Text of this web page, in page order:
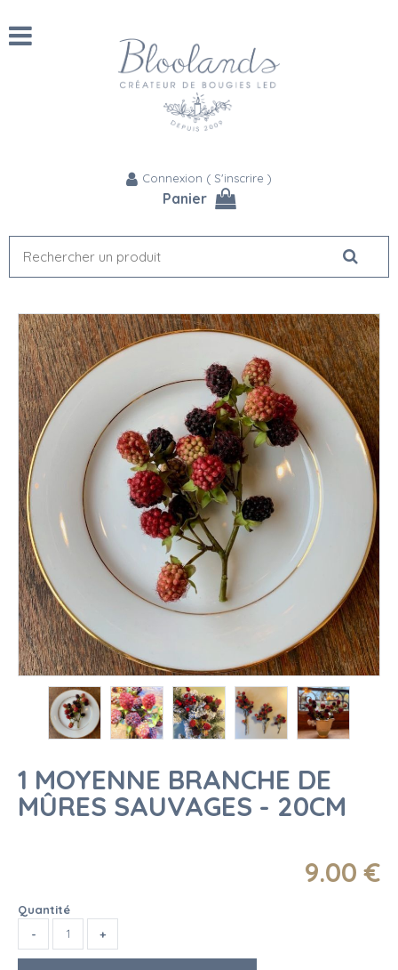
Connexion ( S'inscrire )
Panier
1 MOYENNE BRANCHE DE
MÛRES SAUVAGES - 20CM
9.00 €
Quantité